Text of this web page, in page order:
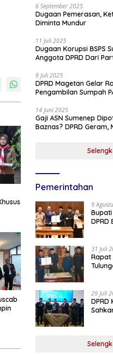
6 September 2025
Dugaan Pemerasan,
Diminta Mundur
11 Juli 2025
Dugaan Korupsi BSPS
Anggota DPRD Dari
9 Juli 2025
DPRD Magetan Gelar
Pengambilan Sumpah
14 Juni 2025
Gaji ASN Sumenep
Baznas? DPRD
Pemerintahan
9
31 Juli
Rapat
29 Juli
DPRD